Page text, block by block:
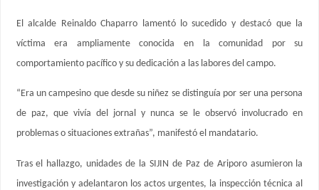
El alcalde Reinaldo Chaparro lamentó lo sucedido y destacó que la
víctima era ampliamente conocida en la comunidad por su
comportamiento pacífico y su dedicación a las labores del campo.
“Era un campesino que desde su niñez se distinguía por ser una persona
de paz, que vivía del jornal y nunca se le observó involucrado en
problemas o situaciones extrañas”, manifestó el mandatario.
Tras el hallazgo, unidades de la SIJIN de Paz de Ariporo asumieron la
investigación y adelantaron los actos urgentes, la inspección técnica al